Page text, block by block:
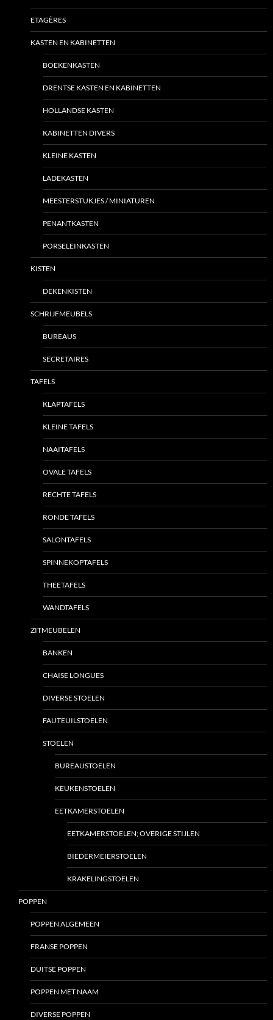
ETAGÈRES
KASTEN EN KABINETTEN
BOEKENKASTEN
DRENTSE KASTEN EN KABINETTEN
HOLLANDSE KASTEN
KABINETTEN DIVERS
KLEINE KASTEN
LADEKASTEN
MEESTERSTUKJES / MINIATUREN
PENANTKASTEN
PORSELEINKASTEN
KISTEN
DEKENKISTEN
SCHRIJFMEUBELS
BUREAUS
SECRETAIRES
TAFELS
KLAPTAFELS
KLEINE TAFELS
NAAITAFELS
OVALE TAFELS
RECHTE TAFELS
RONDE TAFELS
SALONTAFELS
SPINNEKOPTAFELS
THEETAFELS
WANDTAFELS
ZITMEUBELEN
BANKEN
CHAISE LONGUES
DIVERSE STOELEN
FAUTEUILSTOELEN
STOELEN
BUREAUSTOELEN
KEUKENSTOELEN
EETKAMERSTOELEN
EETKAMERSTOELEN; OVERIGE STIJLEN
BIEDERMEIERSTOELEN
KRAKELINGSTOELEN
POPPEN
POPPEN ALGEMEEN
FRANSE POPPEN
DUITSE POPPEN
POPPEN MET NAAM
DIVERSE POPPEN